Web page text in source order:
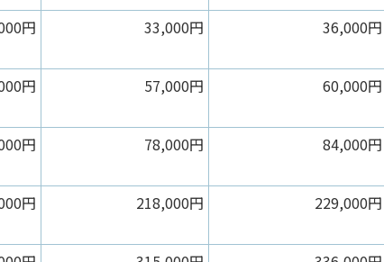
円 33,000円 36,000円
円 57,000円 60,000円
円 78,000円 84,000円
円 218,000円 229,000円